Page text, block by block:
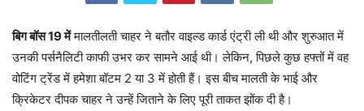
बिग बॉस 19 मेंमालतीलती चाहर ने बतौर वाइल्ड कार्ड एंट्री ली थी और शुरुआत में
उनकी पर्सनैलिटी काफी उभर कर सामने आई थी। लेकिन, पिछले कुछ हफ्तों में वह
वोटिंग ट्रेंड में हमेशा बॉटम 2 या 3 में होती हैं। इस बीच मालती के भाई और
क्रिकेटर दीपक चाहर ने उन्हें जिताने के लिए पूरी ताकत झोंक दी है।